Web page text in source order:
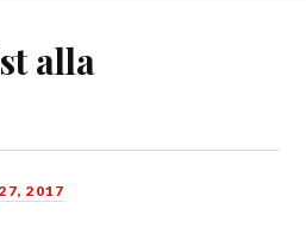
alla
2017